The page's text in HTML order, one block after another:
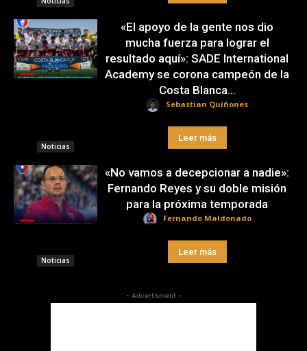
Noticias
«El apoyo de la gente nos dio
mucha fuerza para lograr el
resultado aquí»: SADE International
Academy se corona campeón de la
Costa Blanca...
Sebastian Quiñones
Leer más
Noticias
«No vamos a decepcionar a nadie»:
Fernando Reyes y su doble misión
para la próxima temporada
Fernando Maldonado
Leer más
- Advertisment -